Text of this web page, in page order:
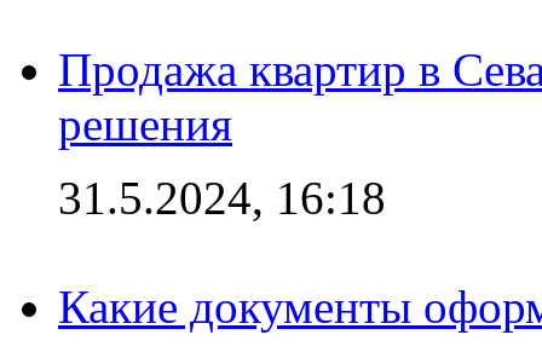
Продажа квартир в
решения
31.5.2024, 16:18
Какие документы